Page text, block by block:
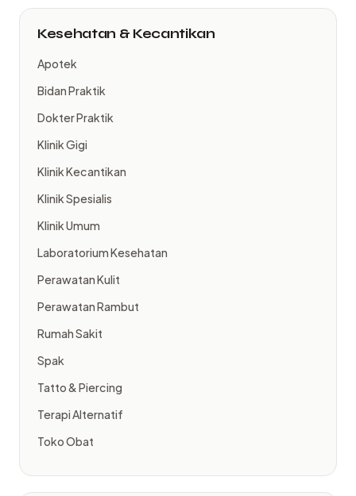
Kesehatan & Kecantikan
Apotek
Bidan Praktik
Dokter Praktik
Klinik Gigi
Klinik Kecantikan
Klinik Spesialis
Klinik Umum
Laboratorium Kesehatan
Perawatan Kulit
Perawatan Rambut
Rumah Sakit
Spak
Tatto & Piercing
Terapi Alternatif
Toko Obat